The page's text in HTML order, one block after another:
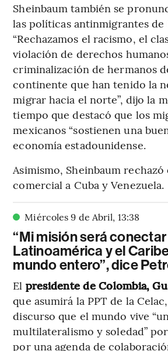
Sheinbaum también se
las políticas antinmigrantes de
“Rechazamos el racismo, el
violación de derechos
criminalización de hermanos
continente que han tenido la
migrar hacia el norte”, dijo la
tiempo que destacó que los
mexicanos “sostienen una
economía estadounidense.
Asimismo, Sheinbaum
comercial a Cuba y Venezuela.
Miércoles 9 de Abril, 13:38
“Mi misión será conectar
Latinoamérica y el
mundo entero”, dice
El presidente de Colombia,
que asumirá la PPT de la
discurso que el mundo vive
multilateralismo y soledad”
por una agenda de